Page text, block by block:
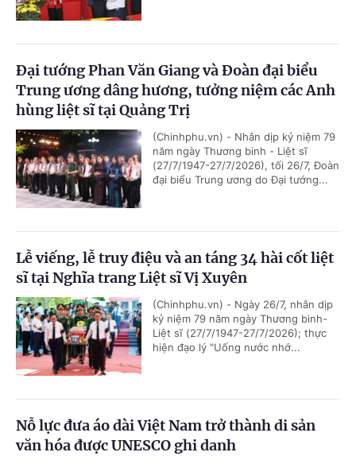
Đại tướng Phan Văn Giang và Đoàn đại biểu
Trung ương dâng hương, tưởng niệm các Anh
hùng liệt sĩ tại Quảng Trị
(Chinhphu.vn) - Nhân dịp kỷ niệm 79
năm ngày Thương binh - Liệt sĩ
(27/7/1947-27/7/2026), tối 26/7, Đoàn
đại biểu Trung ương do Đại tướng...
Lễ viếng, lễ truy điệu và an táng 34 hài cốt liệt
sĩ tại Nghĩa trang Liệt sĩ Vị Xuyên
(Chinhphu.vn) - Ngày 26/7, nhân dịp
kỷ niệm 79 năm ngày Thương binh-
Liệt sĩ (27/7/1947-27/7/2026); thực
hiện đạo lý "Uống nước nhớ...
Nỗ lực đưa áo dài Việt Nam trở thành di sản
văn hóa được UNESCO ghi danh